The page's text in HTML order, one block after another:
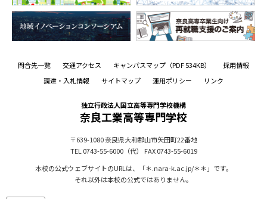
問合先一覧 交通アクセス キャンパスマップ （PDF 534KB）
採用情報
調達・入札情報
サイトマップ 運用ポリシー リンク
独立行政法人国立高等専門学校機構
奈良工業高等専門学校
〒639-1080奈良県大和郡山市矢田町22番地
TEL 0743-55-6000（代）
FAX 0743-55-6019
本校の公式ウェブサイトのURLは、「＊.nara-k.ac.jp/＊＊」です。
それ以外は本校の公式ではありません。